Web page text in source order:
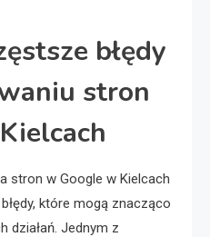
błędy
stron
stron w Google w Kielcach
które mogą znacząco
działań. Jednym z